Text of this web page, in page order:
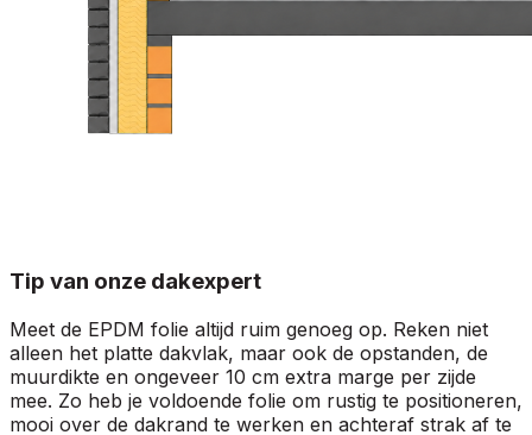
Tip van onze dakexpert
Meet de EPDM folie altijd ruim genoeg op. Reken niet
alleen het platte dakvlak, maar ook de opstanden, de
muurdikte en ongeveer 10 cm extra marge per zijde
mee. Zo heb je voldoende folie om rustig te positioneren,
mooi over de dakrand te werken en achteraf strak af te